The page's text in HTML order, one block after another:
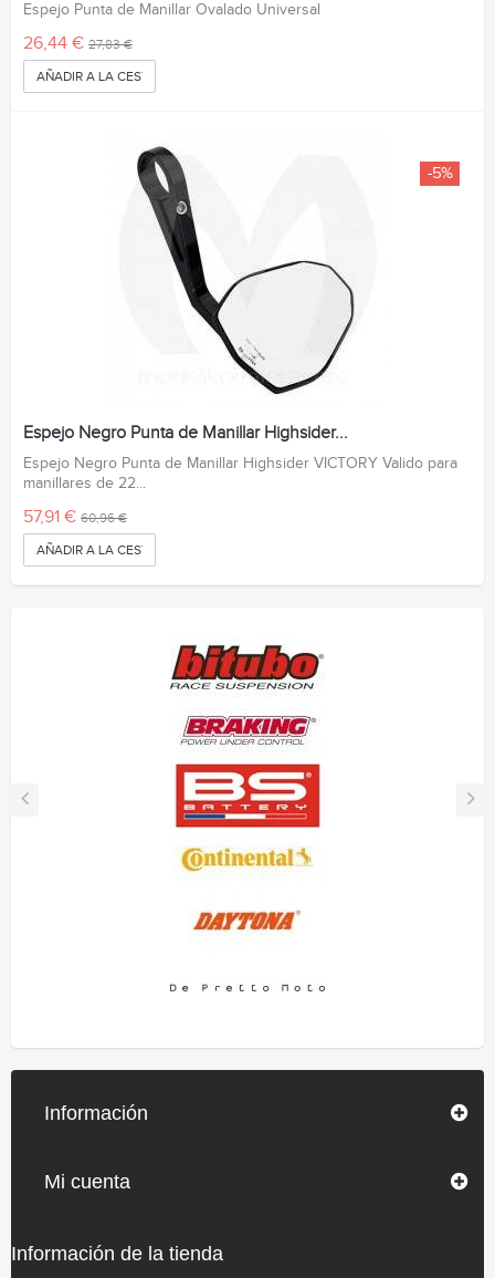
Espejo Punta de Manillar Ovalado Universal
26,44 € 27,83 €
AÑADIR A LA CESTA
-5%
Espejo Negro Punta de Manillar Highsider...
Espejo Negro Punta de Manillar Highsider VICTORY Valido para
manillares de 22...
57,91 € 60,96 €
AÑADIR A LA CESTA
Información
Mi cuenta
Información de la tienda